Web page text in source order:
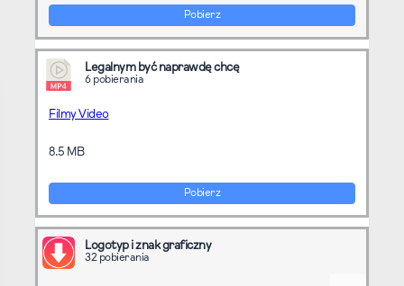
Pobierz
Legalnym być naprawdę chcę
6 pobierania
Filmy Video
8.5 MB
Pobierz
Logotyp i znak graficzny
32 pobierania